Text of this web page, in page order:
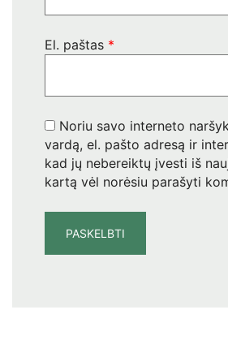
El. paštas *
Noriu savo interneto
vardą, el. pašto adresą ir
kad jų nebereiktų įvesti iš
kartą vėl norėsiu parašyti